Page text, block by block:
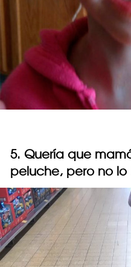
5. Quería que
peluche, pero no lo